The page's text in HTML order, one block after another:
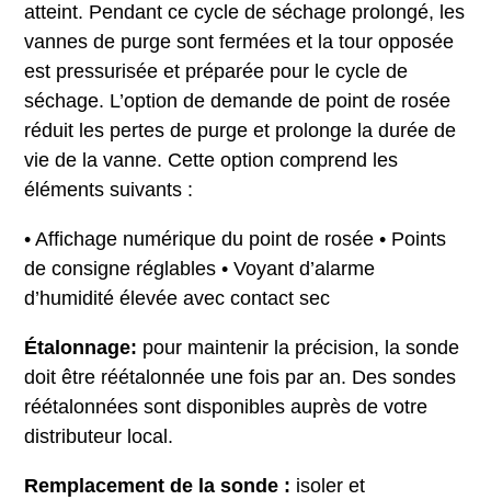
atteint. Pendant ce cycle de séchage prolongé, les
vannes de purge sont fermées et la tour opposée
est pressurisée et préparée pour le cycle de
séchage. L’option de demande de point de rosée
réduit les pertes de purge et prolonge la durée de
vie de la vanne. Cette option comprend les
éléments suivants :
• Affichage numérique du point de rosée • Points
de consigne réglables • Voyant d’alarme
d’humidité élevée avec contact sec
Étalonnage: pour maintenir la précision, la sonde
doit être réétalonnée une fois par an. Des sondes
réétalonnées sont disponibles auprès de votre
distributeur local.
Remplacement de la sonde : isoler et